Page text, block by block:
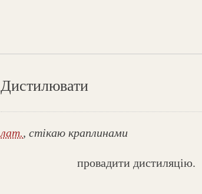
Дистилювати
лат., стікаю краплинами
провадити дистиляцію.